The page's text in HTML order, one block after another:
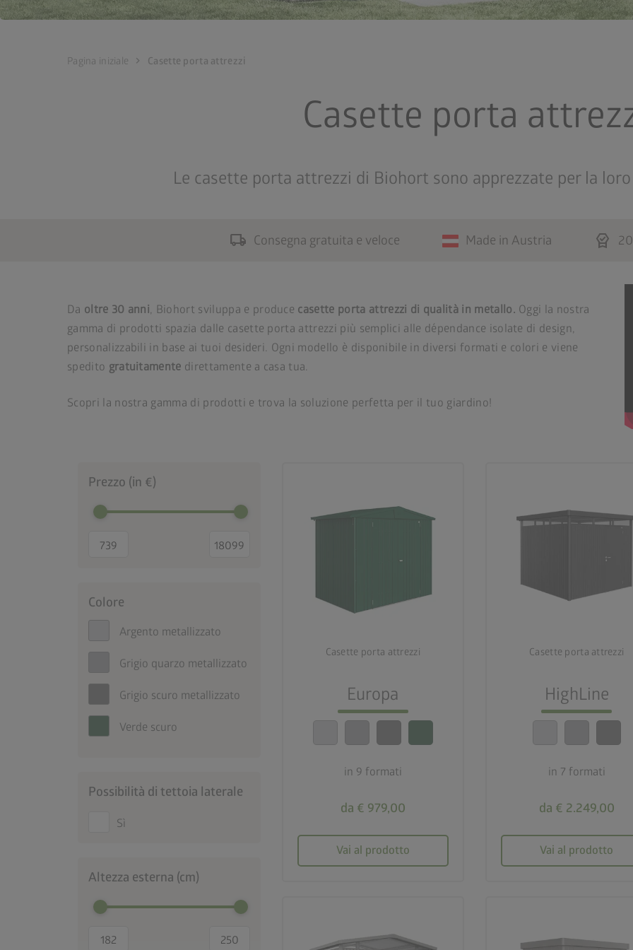
Pagina iniziale chevron_right Casette porta attrezzi
Casette porta
Le casette porta attrezzi di Biohort sono apprezzate per la
local_shipping Consegna gratuita e veloce Made in Austria editor_choice
Da oltre 30 anni, Biohort sviluppa e produce casette porta attrezzi di qualità in metallo. Oggi la nostra
gamma di prodotti spazia dalle casette porta attrezzi più semplici alle dépendance isolate di design,
personalizzabili in base ai tuoi desideri. Ogni modello è disponibile in diversi formati e colori e viene
spedito gratuitamente direttamente a casa tua.
Scopri la nostra gamma di prodotti e trova la soluzione perfetta per il tuo giardino!
Prezzo (in €)
Colore
Argento metallizzato
Grigio quarzo metallizzato
Grigio scuro metallizzato
Verde scuro
Possibilità di tettoia laterale
Sì
Altezza esterna (cm)
Casette porta attrezzi
Europa
in 9 formati
da € 979,00
Vai al prodotto
palette
deployed_code
lock_person
elevatissimi
calendar_month
Casette porta attrezzi
HighLine
in 7 formati
da € 2.249,00
Vai al prodotto
deployed_code
lock_person
elevatissimi
calendar_month